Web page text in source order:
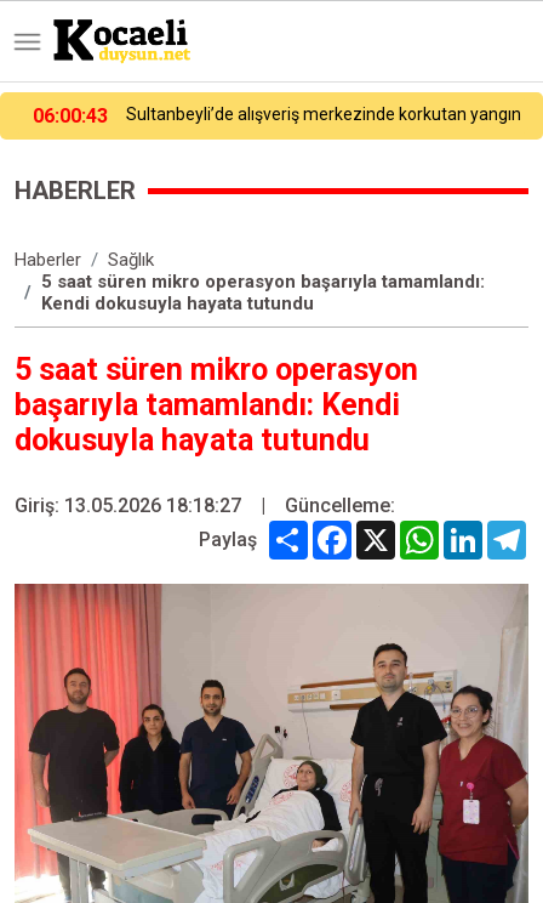
04:35:17 Sultanbeyli’de kaza yapan otomobil alev aldı: Sürücü ve araç sahipleri arasında tartışma çıktı
HABERLER
Haberler
Sağlık
5 saat süren mikro operasyon başarıyla tamamlandı:
Kendi dokusuyla hayata tutundu
5 saat süren mikro operasyon
başarıyla tamamlandı: Kendi
dokusuyla hayata tutundu
Giriş: 13.05.2026 18:18:27 |
Güncelleme:
Paylaş
Share Facebook
X WhatsApp